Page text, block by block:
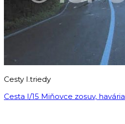
Cesty I.triedy
Cesta I/15 Miňovce zosuv, havária